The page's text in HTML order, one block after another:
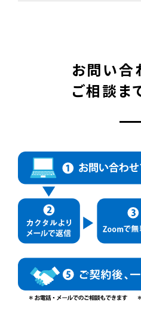
お問い合
ご相談ま